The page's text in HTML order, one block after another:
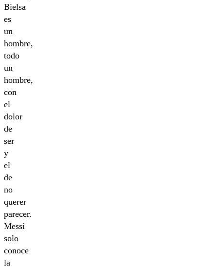
Bielsa
es
un
hombre,
todo
un
hombre,
con
el
dolor
de
ser
y
el
de
no
querer
parecer.
Messi
solo
conoce
la